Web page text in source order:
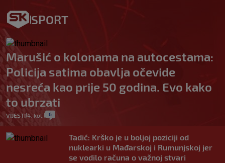
SPORT
Marušić o kolonama na autocestama:
Policija satima obavlja očevide
nesreća kao prije 50 godina. Evo kako
to ubrzati
VIJESTI 4. kol. 6
Tadić: Krško je u boljoj poziciji od
nuklearki u Mađarskoj i Rumunjskoj jer
se vodilo računa o važnoj stvari